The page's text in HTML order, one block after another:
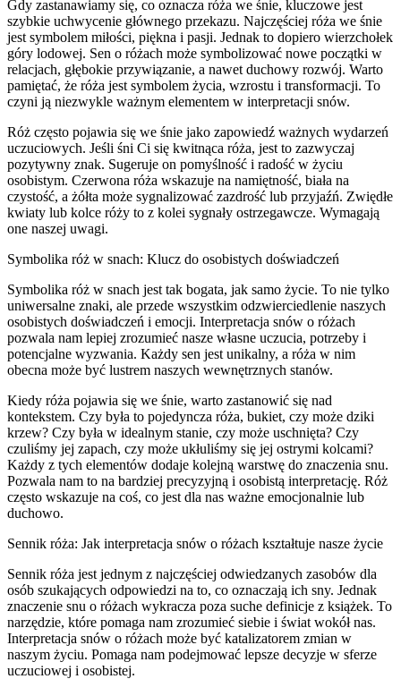
Gdy zastanawiamy się, co oznacza róża we śnie, kluczowe jest
szybkie uchwycenie głównego przekazu. Najczęściej róża we śnie
jest symbolem miłości, piękna i pasji. Jednak to dopiero wierzchołek
góry lodowej. Sen o różach może symbolizować nowe początki w
relacjach, głębokie przywiązanie, a nawet duchowy rozwój. Warto
pamiętać, że róża jest symbolem życia, wzrostu i transformacji. To
czyni ją niezwykle ważnym elementem w interpretacji snów.
Róż często pojawia się we śnie jako zapowiedź ważnych wydarzeń
uczuciowych. Jeśli śni Ci się kwitnąca róża, jest to zazwyczaj
pozytywny znak. Sugeruje on pomyślność i radość w życiu
osobistym. Czerwona róża wskazuje na namiętność, biała na
czystość, a żółta może sygnalizować zazdrość lub przyjaźń. Zwiędłe
kwiaty lub kolce róży to z kolei sygnały ostrzegawcze. Wymagają
one naszej uwagi.
Symbolika róż w snach: Klucz do osobistych doświadczeń
Symbolika róż w snach jest tak bogata, jak samo życie. To nie tylko
uniwersalne znaki, ale przede wszystkim odzwierciedlenie naszych
osobistych doświadczeń i emocji. Interpretacja snów o różach
pozwala nam lepiej zrozumieć nasze własne uczucia, potrzeby i
potencjalne wyzwania. Każdy sen jest unikalny, a róża w nim
obecna może być lustrem naszych wewnętrznych stanów.
Kiedy róża pojawia się we śnie, warto zastanowić się nad
kontekstem. Czy była to pojedyncza róża, bukiet, czy może dziki
krzew? Czy była w idealnym stanie, czy może uschnięta? Czy
czuliśmy jej zapach, czy może ukłuliśmy się jej ostrymi kolcami?
Każdy z tych elementów dodaje kolejną warstwę do znaczenia snu.
Pozwala nam to na bardziej precyzyjną i osobistą interpretację. Róż
często wskazuje na coś, co jest dla nas ważne emocjonalnie lub
duchowo.
Sennik róża: Jak interpretacja snów o różach kształtuje nasze życie
Sennik róża jest jednym z najczęściej odwiedzanych zasobów dla
osób szukających odpowiedzi na to, co oznaczają ich sny. Jednak
znaczenie snu o różach wykracza poza suche definicje z książek. To
narzędzie, które pomaga nam zrozumieć siebie i świat wokół nas.
Interpretacja snów o różach może być katalizatorem zmian w
naszym życiu. Pomaga nam podejmować lepsze decyzje w sferze
uczuciowej i osobistej.